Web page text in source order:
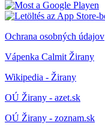
Ochrana osobných údajov
Vápenka Calmit Žirany
Wikipedia - Žirany
OÚ Žirany - azet.sk
OÚ Žirany - zoznam.sk